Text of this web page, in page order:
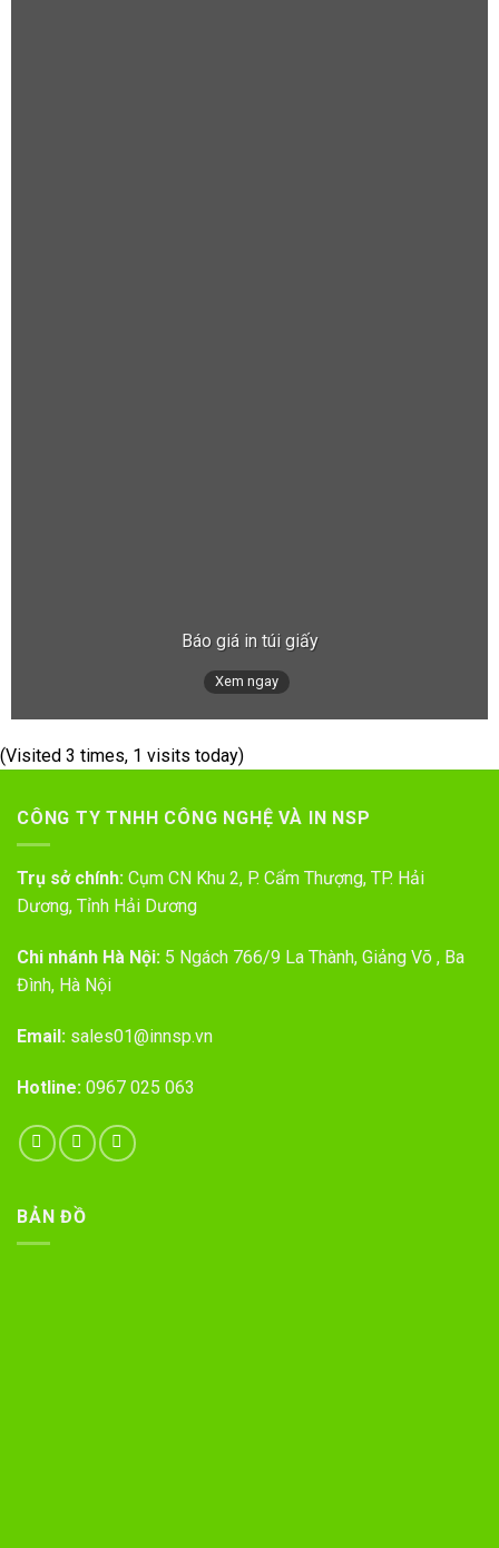
Báo giá in túi giấy
Xem ngay
(Visited 3 times, 1 visits today)
CÔNG TY TNHH CÔNG NGHỆ VÀ IN NSP
Trụ sở chính: Cụm CN Khu 2, P. Cẩm Thượng, TP. Hải
Dương, Tỉnh Hải Dương
Chi nhánh Hà Nội: 5 Ngách 766/9 La Thành, Giảng Võ , Ba
Đình, Hà Nội
Email: sales01@innsp.vn
Hotline: 0967 025 063
BẢN ĐỒ